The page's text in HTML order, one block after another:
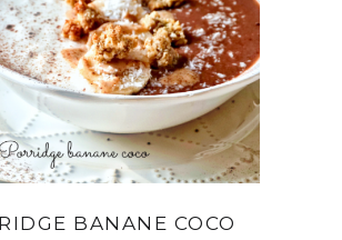
BANANE COCO